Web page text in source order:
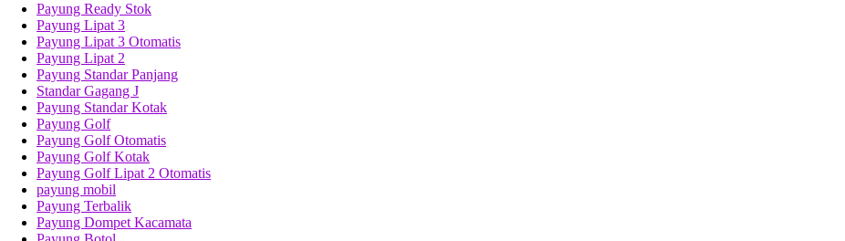
Payung Ready Stok
Payung Lipat 3
Payung Lipat 3 Otomatis
Payung Lipat 2
Payung Standar Panjang
Standar Gagang J
Payung Standar Kotak
Payung Golf
Payung Golf Otomatis
Payung Golf Kotak
Payung Golf Lipat 2 Otomatis
payung mobil
Payung Terbalik
Payung Dompet Kacamata